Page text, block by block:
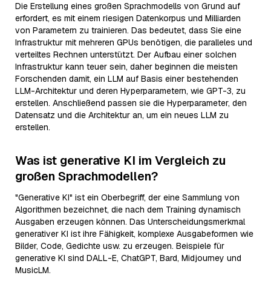
Die Erstellung eines großen Sprachmodells von Grund auf
erfordert, es mit einem riesigen Datenkorpus und Milliarden
von Parametern zu trainieren. Das bedeutet, dass Sie eine
Infrastruktur mit mehreren GPUs benötigen, die paralleles und
verteiltes Rechnen unterstützt. Der Aufbau einer solchen
Infrastruktur kann teuer sein, daher beginnen die meisten
Forschenden damit, ein LLM auf Basis einer bestehenden
LLM-Architektur und deren Hyperparametern, wie GPT-3, zu
erstellen. Anschließend passen sie die Hyperparameter, den
Datensatz und die Architektur an, um ein neues LLM zu
erstellen.
Was ist generative KI im Vergleich zu
großen Sprachmodellen?
"Generative KI" ist ein Oberbegriff, der eine Sammlung von
Algorithmen bezeichnet, die nach dem Training dynamisch
Ausgaben erzeugen können. Das Unterscheidungsmerkmal
generativer KI ist ihre Fähigkeit, komplexe Ausgabeformen wie
Bilder, Code, Gedichte usw. zu erzeugen. Beispiele für
generative KI sind DALL-E, ChatGPT, Bard, Midjourney und
MusicLM.